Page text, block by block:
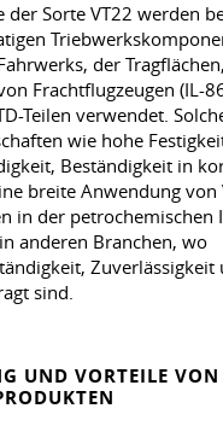
der Sorte VT22 werden
der
Frachtflugzeugen (IL-
Teilen verwendet.
wie hohe
Beständigkeit in
breite Anwendung von
in der petrochemischen
anderen Branchen, wo
Zuverlässigkeit
sind.
UND VORTEILE